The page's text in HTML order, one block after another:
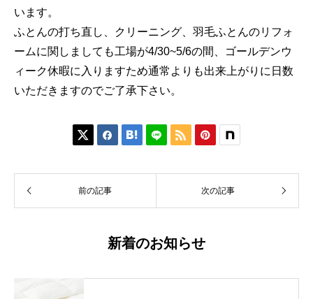
います。
ふとんの打ち直し、クリーニング、羽毛ふとんのリフォ
ームに関しましても工場が4/30~5/6の間、ゴールデンウ
ィーク休暇に入りますため通常よりも出来上がりに日数
いただきますのでご了承下さい。
    
前の記事 次の記事
新着のお知らせ